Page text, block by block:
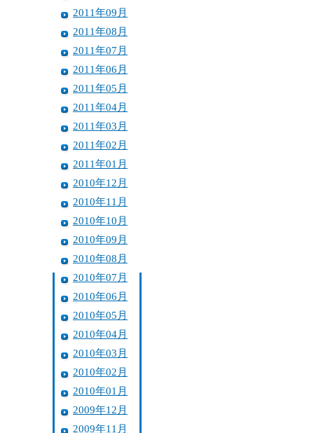
2011年09月
2011年08月
2011年07月
2011年06月
2011年05月
2011年04月
2011年03月
2011年02月
2011年01月
2010年12月
2010年11月
2010年10月
2010年09月
2010年08月
2010年07月
2010年06月
2010年05月
2010年04月
2010年03月
2010年02月
2010年01月
2009年12月
2009年11月